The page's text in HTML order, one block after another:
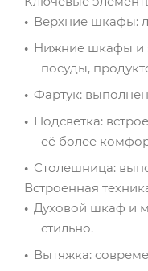
Верхние шкафы:
Нижние шкафы и
посуды,
Фартук:
Подсветка:
её более
Столешница:
Встроенная
Духовой шкаф и
стильно.
Вытяжка: